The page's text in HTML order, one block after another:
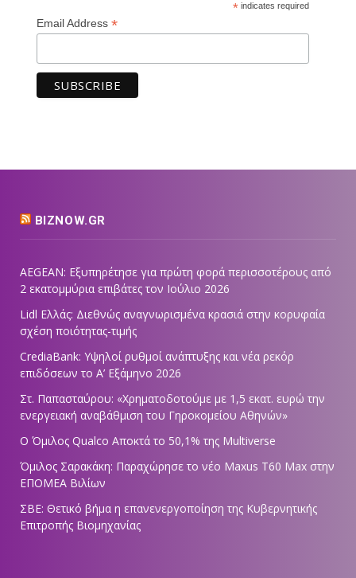
*indicates required
Email Address *
BIZNOW.GR
AEGEAN: Εξυπηρέτησε για πρώτη φορά περισσοτέρους από
2 εκατομμύρια επιβάτες τον Ιούλιο 2026
Lidl Ελλάς: Διεθνώς αναγνωρισμένα κρασιά στην κορυφαία
σχέση ποιότητας-τιμής
CrediaBank: Υψηλοί ρυθμοί ανάπτυξης και νέα ρεκόρ
επιδόσεων το Α’ Εξάμηνο 2026
Στ. Παπασταύρου: «Χρηματοδοτούμε με 1,5 εκατ. ευρώ την
ενεργειακή αναβάθμιση του Γηροκομείου Αθηνών»
Ο Όμιλος Qualco Αποκτά το 50,1% της Multiverse
Όμιλος Σαρακάκη: Παραχώρησε το νέο Maxus T60 Max στην
ΕΠΟΜΕΑ Βιλίων
ΣΒΕ: Θετικό βήμα η επανενεργοποίηση της Κυβερνητικής
Επιτροπής Βιομηχανίας